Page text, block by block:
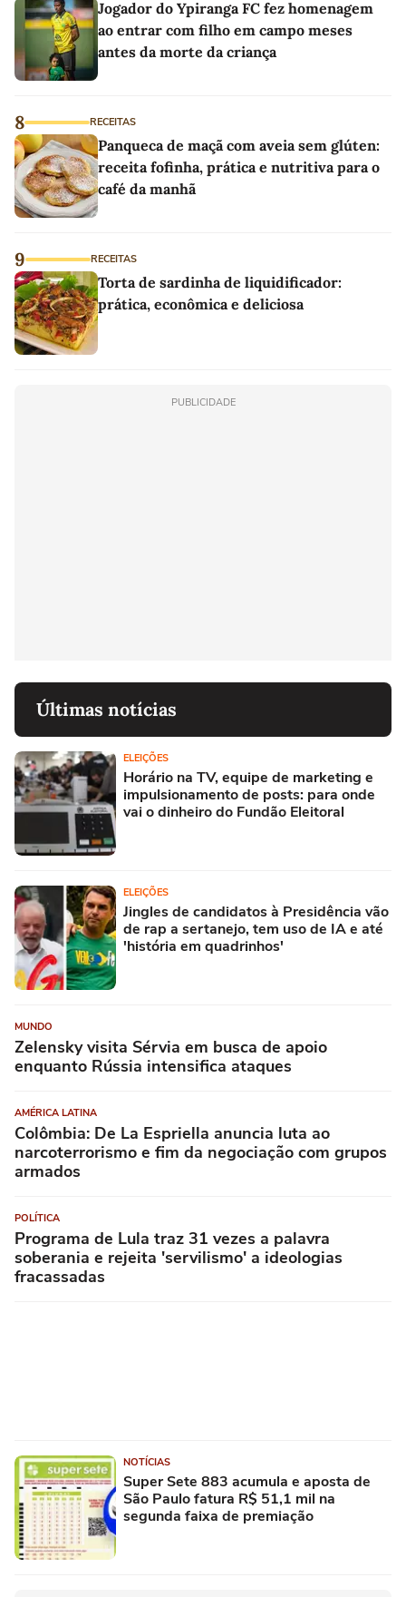
Jogador do Ypiranga FC fez homenagem
ao entrar com filho em campo meses
antes da morte da criança
8 RECEITAS
Panqueca de maçã com aveia sem glúten:
receita fofinha, prática e nutritiva para o
café da manhã
9 RECEITAS
Torta de sardinha de liquidificador:
prática, econômica e deliciosa
PUBLICIDADE
Últimas notícias
ELEIÇÕES
Horário na TV, equipe de marketing e
impulsionamento de posts: para onde
vai o dinheiro do Fundão Eleitoral
ELEIÇÕES
Jingles de candidatos à Presidência vão
de rap a sertanejo, tem uso de IA e até
'história em quadrinhos'
MUNDO
Zelensky visita Sérvia em busca de apoio
enquanto Rússia intensifica ataques
AMÉRICA LATINA
Colômbia: De La Espriella anuncia luta ao
narcoterrorismo e fim da negociação com grupos
armados
POLÍTICA
Programa de Lula traz 31 vezes a palavra
soberania e rejeita 'servilismo' a ideologias
fracassadas
NOTÍCIAS
Super Sete 883 acumula e aposta de
São Paulo fatura R$ 51,1 mil na
segunda faixa de premiação